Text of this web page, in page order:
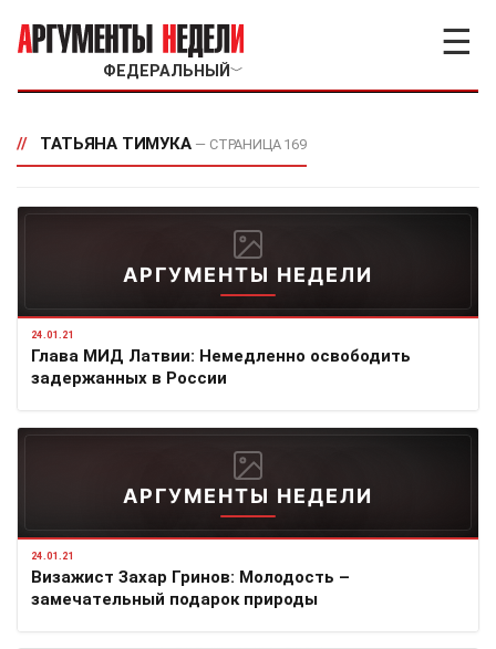
ФЕДЕРАЛЬНЫЙ ﹀
☰
// ТАТЬЯНА ТИМУКА — СТРАНИЦА 169
АРГУМЕНТЫ НЕДЕЛИ
24.01.21
Глава МИД Латвии: Немедленно освободить
задержанных в России
АРГУМЕНТЫ НЕДЕЛИ
24.01.21
Визажист Захар Гринов: Молодость –
замечательный подарок природы